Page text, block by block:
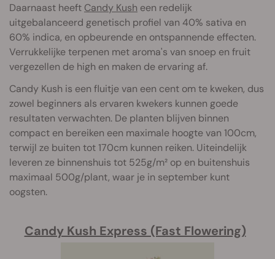
Daarnaast heeft Candy Kush een redelijk
uitgebalanceerd genetisch profiel van 40% sativa en
60% indica, en opbeurende en ontspannende effecten.
Verrukkelijke terpenen met aroma's van snoep en fruit
vergezellen de high en maken de ervaring af.
Candy Kush is een fluitje van een cent om te kweken, dus
zowel beginners als ervaren kwekers kunnen goede
resultaten verwachten. De planten blijven binnen
compact en bereiken een maximale hoogte van 100cm,
terwijl ze buiten tot 170cm kunnen reiken. Uiteindelijk
leveren ze binnenshuis tot 525g/m² op en buitenshuis
maximaal 500g/plant, waar je in september kunt
oogsten.
Candy Kush Express (Fast Flowering)